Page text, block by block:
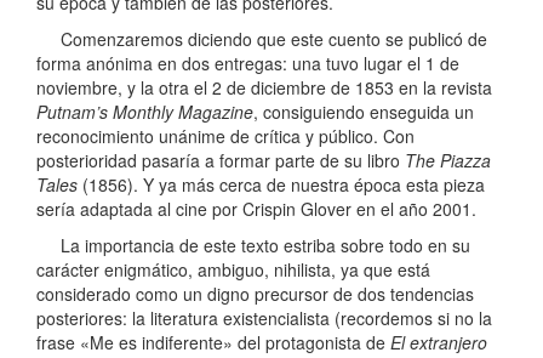
Comenzaremos diciendo que este cuento se publicó de
forma anónima en dos entregas: una tuvo lugar el 1 de
noviembre, y la otra el 2 de diciembre de 1853 en la revista
Putnam’s Monthly Magazine, consiguiendo enseguida un
reconocimiento unánime de crítica y público. Con
posterioridad pasaría a formar parte de su libro The Piazza
Tales (1856). Y ya más cerca de nuestra época esta pieza
sería adaptada al cine por Crispin Glover en el año 2001.
La importancia de este texto estriba sobre todo en su
carácter enigmático, ambiguo, nihilista, ya que está
considerado como un digno precursor de dos tendencias
posteriores: la literatura existencialista (recordemos si no la
frase «Me es indiferente» del protagonista de El extranjero